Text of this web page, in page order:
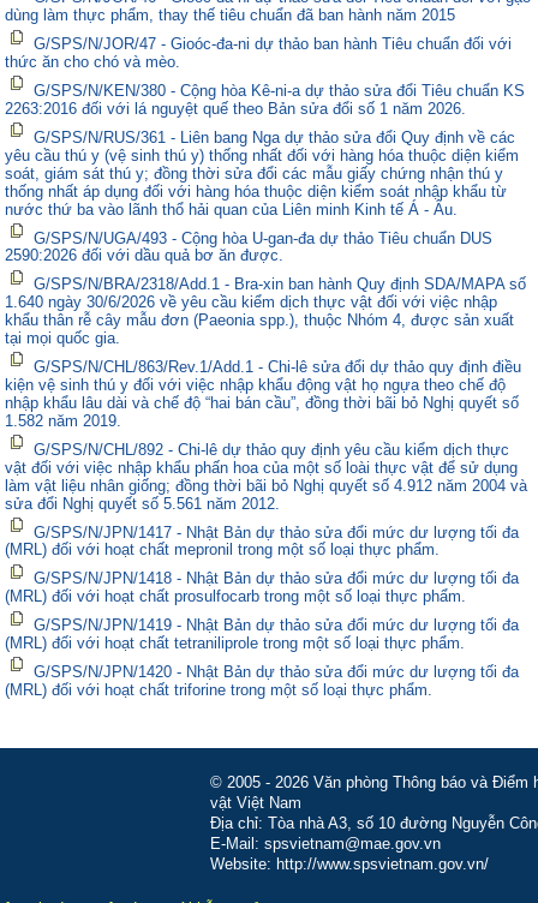
dùng làm thực phẩm, thay thế tiêu chuẩn đã ban hành năm 2015
G/SPS/N/JOR/47 - Gioóc-đa-ni dự thảo ban hành Tiêu chuẩn đối với
thức ăn cho chó và mèo.
G/SPS/N/KEN/380 - Cộng hòa Kê-ni-a dự thảo sửa đổi Tiêu chuẩn KS
2263:2016 đối với lá nguyệt quế theo Bản sửa đổi số 1 năm 2026.
G/SPS/N/RUS/361 - Liên bang Nga dự thảo sửa đổi Quy định về các
yêu cầu thú y (vệ sinh thú y) thống nhất đối với hàng hóa thuộc diện kiểm
soát, giám sát thú y; đồng thời sửa đổi các mẫu giấy chứng nhận thú y
thống nhất áp dụng đối với hàng hóa thuộc diện kiểm soát nhập khẩu từ
nước thứ ba vào lãnh thổ hải quan của Liên minh Kinh tế Á - Âu.
G/SPS/N/UGA/493 - Cộng hòa U-gan-đa dự thảo Tiêu chuẩn DUS
2590:2026 đối với dầu quả bơ ăn được.
G/SPS/N/BRA/2318/Add.1 - Bra-xin ban hành Quy định SDA/MAPA số
1.640 ngày 30/6/2026 về yêu cầu kiểm dịch thực vật đối với việc nhập
khẩu thân rễ cây mẫu đơn (Paeonia spp.), thuộc Nhóm 4, được sản xuất
tại mọi quốc gia.
G/SPS/N/CHL/863/Rev.1/Add.1 - Chi-lê sửa đổi dự thảo quy định điều
kiện vệ sinh thú y đối với việc nhập khẩu động vật họ ngựa theo chế độ
nhập khẩu lâu dài và chế độ “hai bán cầu”, đồng thời bãi bỏ Nghị quyết số
1.582 năm 2019.
G/SPS/N/CHL/892 - Chi-lê dự thảo quy định yêu cầu kiểm dịch thực
vật đối với việc nhập khẩu phấn hoa của một số loài thực vật để sử dụng
làm vật liệu nhân giống; đồng thời bãi bỏ Nghị quyết số 4.912 năm 2004 và
sửa đổi Nghị quyết số 5.561 năm 2012.
G/SPS/N/JPN/1417 - Nhật Bản dự thảo sửa đổi mức dư lượng tối đa
(MRL) đối với hoạt chất mepronil trong một số loại thực phẩm.
G/SPS/N/JPN/1418 - Nhật Bản dự thảo sửa đổi mức dư lượng tối đa
(MRL) đối với hoạt chất prosulfocarb trong một số loại thực phẩm.
G/SPS/N/JPN/1419 - Nhật Bản dự thảo sửa đổi mức dư lượng tối đa
(MRL) đối với hoạt chất tetraniliprole trong một số loại thực phẩm.
G/SPS/N/JPN/1420 - Nhật Bản dự thảo sửa đổi mức dư lượng tối đa
(MRL) đối với hoạt chất triforine trong một số loại thực phẩm.
© 2005 - 2026 Văn phòng Thông báo và
vật Việt Nam
Địa chỉ: Tòa nhà A3, số 10 đường Nguyễn
E-Mail: spsvietnam@mae.gov.vn
Website: http://www.spsvietnam.gov.vn/